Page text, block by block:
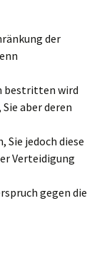
der
bestritten wird
aber deren
jedoch diese
Verteidigung
gegen die